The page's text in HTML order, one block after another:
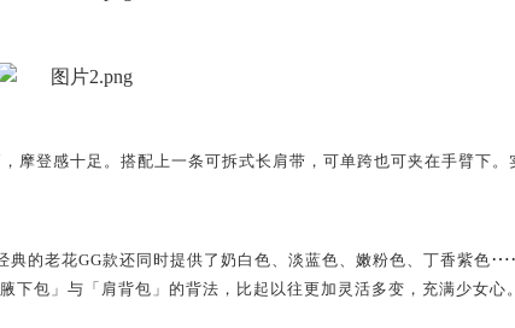
， 摩登感十足。搭配上一条可拆式长肩带，可单跨也可夹在手臂下。
典的老花GG款还同时提供了奶白色、淡蓝色、嫩粉色、丁香紫色
腋下包」与「肩背包」的背法，比起以往更加灵活多变， 充满少女心。